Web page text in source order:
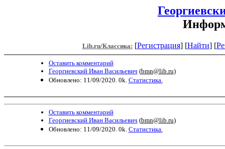
Lib.ru/Классика: [Регистрация] [Найти] [
Оставить комментарий
Георгиевский Иван Васильевич (bmn@lib.ru)
Обновлено: 11/09/2020. 0k. Статистика.
Оставить комментарий
Георгиевский Иван Васильевич (bmn@lib.ru)
Обновлено: 11/09/2020. 0k. Статистика.